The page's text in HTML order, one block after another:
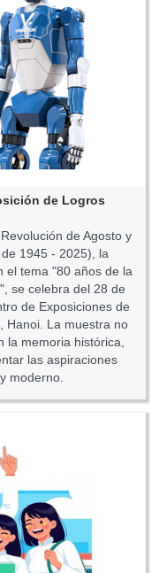
de Logros
de Agosto y
1945 - 2025), la
el tema "80 años de la
se celebra del 28 de
de Exposiciones de
Hanoi. La muestra no
la memoria histórica,
las aspiraciones
moderno.